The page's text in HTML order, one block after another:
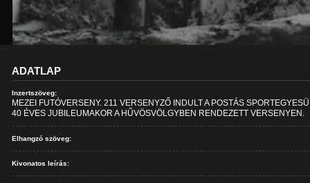
ADATLAP
Inzertszöveg:
MEZEI FUTÓVERSENY. 211 VERSENYZŐ INDULT A POSTÁS
40 ÉVES JUBILEUMAKOR A HŰVÖSVÖLGYBEN RENDEZETT VERSENYEN.
Elhangzó szöveg:
Kivonatos leírás: